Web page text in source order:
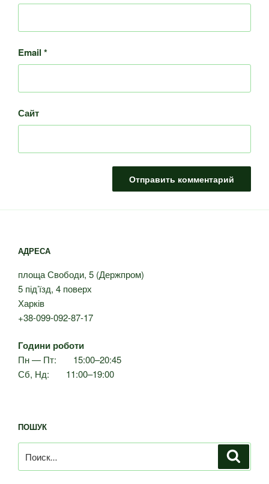
Email *
Сайт
АДРЕСА
площа Свободи, 5 (Держпром)
5 під’їзд, 4 поверх
Харків
+38-099-092-87-17
Години роботи
Пн — Пт: 15:00–20:45
Сб, Нд: 11:00–19:00
ПОШУК